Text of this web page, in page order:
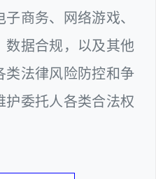
商务、网络游戏、
数据合规，以及其他
类法律风险防控和争
护委托人各类合法权